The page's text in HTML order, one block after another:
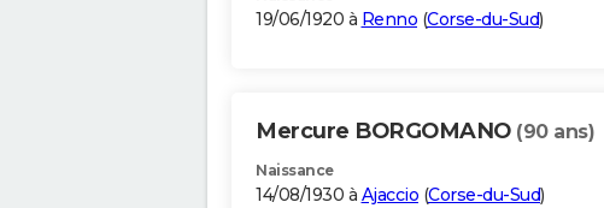
19/06/1920 à Renno (Corse-du-Sud)
Mercure BORGOMANO (90 ans)
Naissance
14/08/1930 à Ajaccio (Corse-du-Sud)